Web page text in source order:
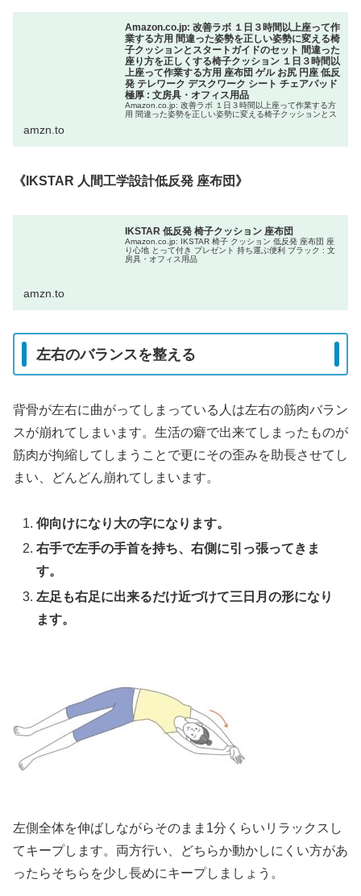
Amazon.co.jp: 改善ラボ １日３時間以上座って作
業する方用 間違った姿勢を正しい姿勢に変える椅
子クッションとスタートガイドのセット 間違った
座り方を正しくする椅子クッション １日３時間以
上座って作業する方用 座布団 ゲル お尻 円座 低反
発 テレワーク デスクワーク シート チェアパッド
極厚 : 文房具・オフィス用品
Amazon.co.jp: 改善ラボ １日３時間以上座って作業する方
用 間違った姿勢を正しい姿勢に変える椅子クッションとス
amzn.to
《IKSTAR 人間工学設計低反発 座布団》
IKSTAR 低反発 椅子クッション 座布団
Amazon.co.jp: IKSTAR 椅子 クッション 低反発 座布団 座
り心地 とって付き プレゼント 持ち運ぶ便利 ブラック : 文
房具・オフィス用品
amzn.to
左右のバランスを整える
背骨が左右に曲がってしまっている人は左右の筋肉バラン
スが崩れてしまいます。生活の癖で出来てしまったものが
筋肉が拘縮してしまうことで更にその歪みを助長させてし
まい、どんどん崩れてしまいます。
仰向けになり大の字になります。
右手で左手の手首を持ち、右側に引っ張ってきま
す。
左足も右足に出来るだけ近づけて三日月の形になり
ます。
左側全体を伸ばしながらそのまま1分くらいリラックスし
てキープします。両方行い、どちらか動かしにくい方があ
ったらそちらを少し長めにキープしましょう。